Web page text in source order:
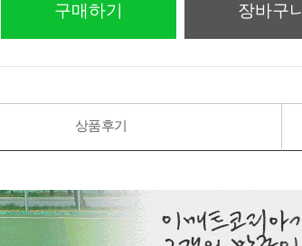
구매하기 장바구니
상품후기